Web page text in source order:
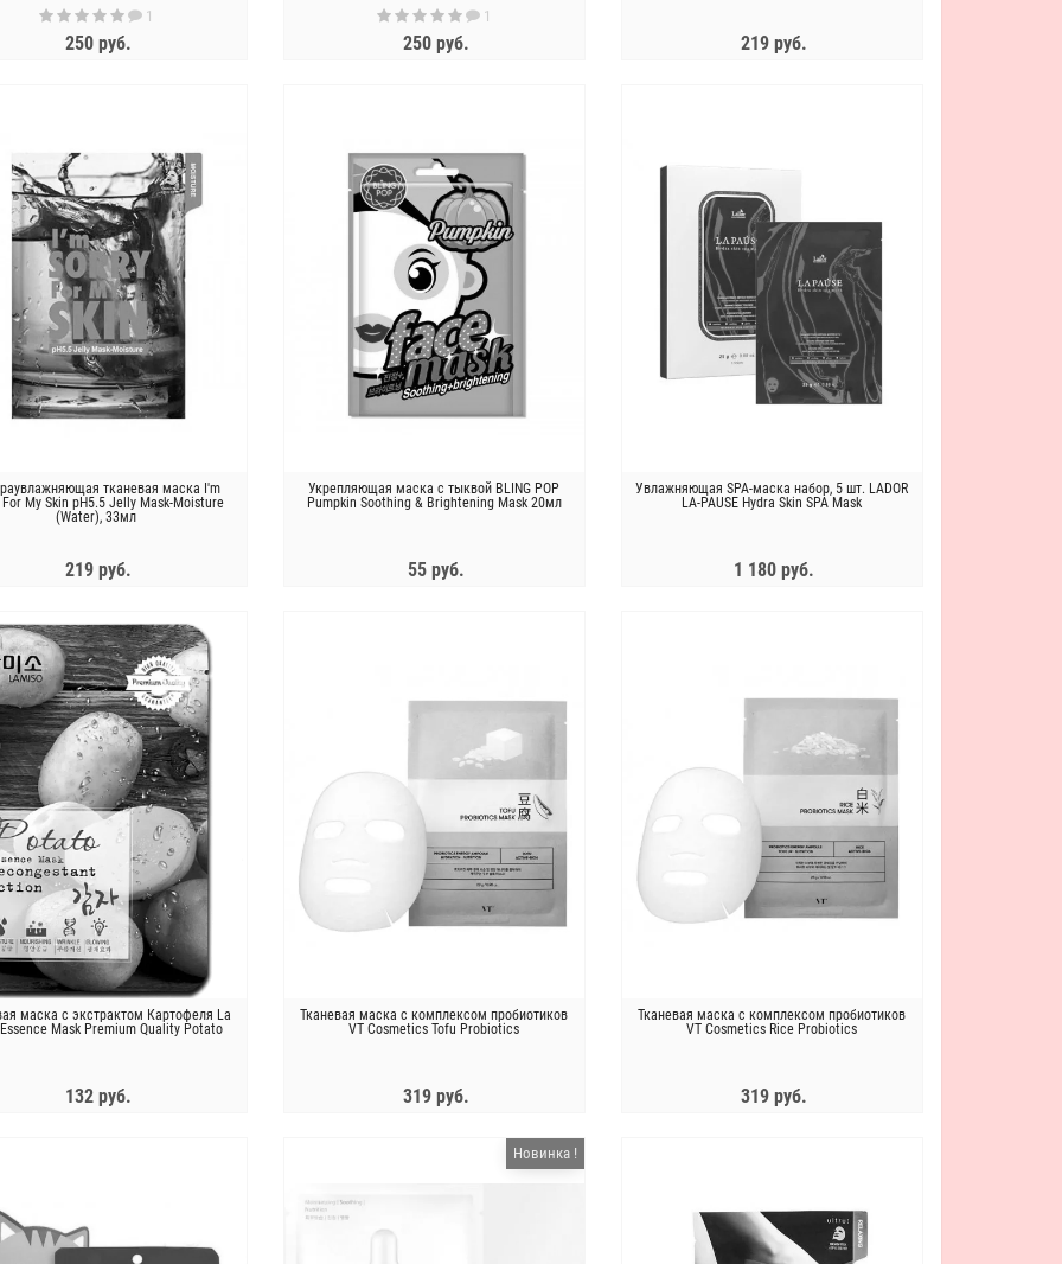
1
250 руб.
1
250 руб. 219 руб.
тканевая маска I'm
For My Skin pH5.5 Jelly Mask-Moisture
(Water), 33мл
219 руб.
Укрепляющая маска с тыквой BLING POP
Pumpkin Soothing & Brightening Mask 20мл
55 руб.
Увлажняющая SPA-маска набор, 5 шт. LADOR
LA-PAUSE Hydra Skin SPA Mask
1 180 руб.
маска с экстрактом Картофеля La
Mask Premium Quality Potato
132 руб.
Тканевая маска с комплексом пробиотиков
VT Cosmetics Tofu Probiotics
319 руб.
Тканевая маска с комплексом пробиотиков
VT Cosmetics Rice Probiotics
319 руб.
Новинка !